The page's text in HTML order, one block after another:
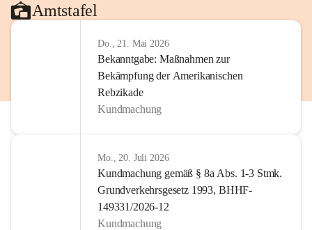
Amtstafel
Do., 21. Mai 2026
Bekanntgabe: Maßnahmen zur
Bekämpfung der Amerikanischen
Rebzikade
Kundmachung
Mo., 20. Juli 2026
Kundmachung gemäß § 8a Abs. 1-3 Stmk.
Grundverkehrsgesetz 1993, BHHF-
149331/2026-12
Kundmachung